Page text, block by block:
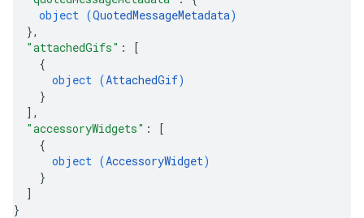
object (QuotedMessageMetadata)
},
"attachedGifs" :
[
{
object (AttachedGif)
}
] ,
"accessoryWidgets" :
[
{
object (AccessoryWidget)
}
]
}